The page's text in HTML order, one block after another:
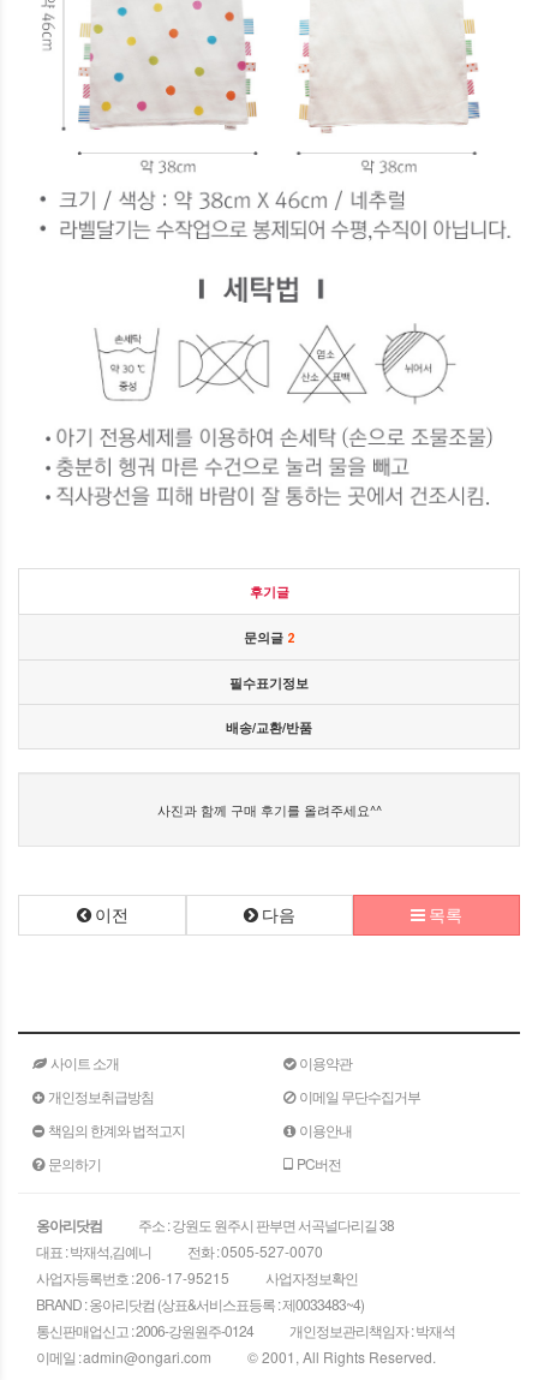
후기글
문의글 2
필수표기정보
배송/교환/반품
사진과 함께 구매 후기를 올려주세요^^
이전 다음 목록
사이트 소개
이용약관
개인정보취급방침
이메일 무단수집거부
책임의 한계와 법적고지
이용안내
문의하기
PC버전
옹아리닷컴
주소 : 강원도 원주시 판부면 서곡널다리길 38
대표 : 박재석,김예니
전화 :0505-527-0070
사업자등록번호 :206-17-95215
사업자정보확인
BRAND : 옹아리닷컴 (상표&서비스표등록 : 제0033483~4)
통신판매업신고 : 2006-강원원주-0124
개인정보관리책임자 : 박재석
이메일 :admin@ongari.com © 2001, All Rights Reserved.